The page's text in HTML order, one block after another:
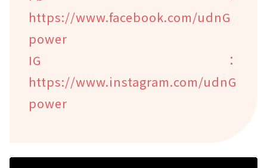
https://www.facebook.com/udnG
power
IG：
https://www.instagram.com/udnG
power